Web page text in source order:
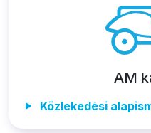
AM
Közlekedési